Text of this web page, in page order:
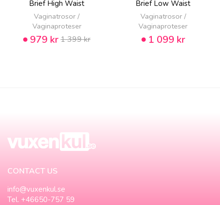
Brief High Waist
Vaginatrosor /
Vaginaproteser
979 kr1 399 kr
Brief Low Waist
Vaginatrosor /
Vaginaproteser
1 099 kr
CONTACT US
info@vuxenkul.se
Tel. +46650-757 59